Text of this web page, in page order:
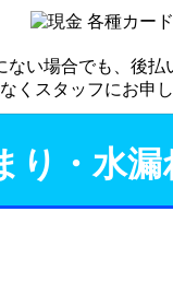
い場合でも、後払
くスタッフにお申
り・水